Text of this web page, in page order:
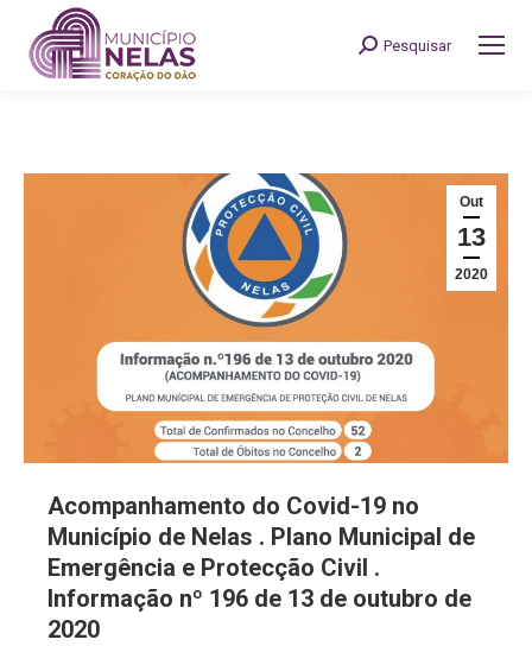
Search:
Pesquisar
Out
13
2020
Acompanhamento do Covid-19 no
Município de Nelas . Plano Municipal de
Emergência e Protecção Civil .
Informação nº 196 de 13 de outubro de
2020